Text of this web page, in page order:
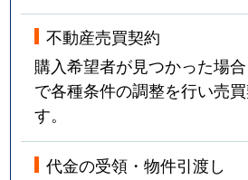
不動産売買契約
購入希望者が見つかった場
で各種条件の調整を行い売
す。
代金の受領・物件引渡し